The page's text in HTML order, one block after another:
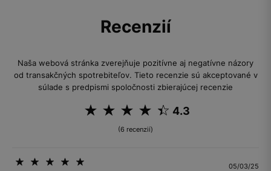
Recenzií
Naša webová stránka zverejňuje pozitívne aj negatívne názory
od transakčných spotrebiteľov. Tieto recenzie sú akceptované v
súlade s predpismi spoločnosti zbierajúcej recenzie
4.3
(6 recenzií)
05/03/25